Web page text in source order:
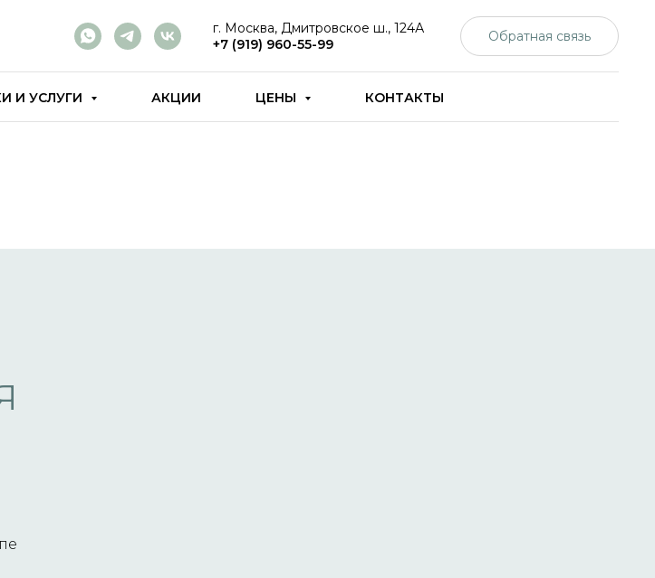
г. Москва, Дмитровское ш., 124А
+7 (919) 960-55-99
Обратная связь
И УСЛУГИ АКЦИИ ЦЕНЫ КОНТАКТЫ